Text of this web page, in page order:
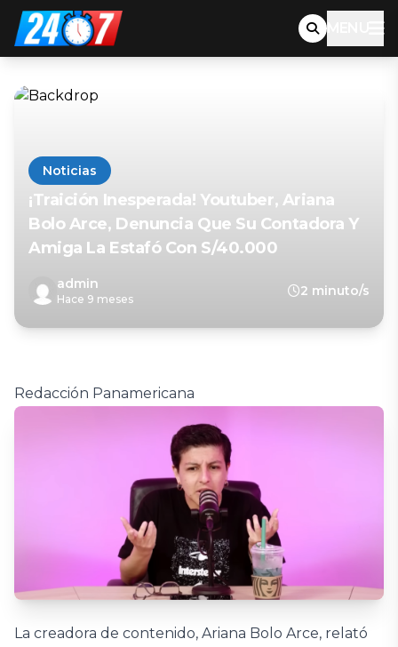
MENU
Noticias
¡Traición Inesperada! Youtuber, Ariana
Bolo Arce, Denuncia Que Su Contadora Y
Amiga La Estafó Con S/40.000
admin
Hace 9 meses
2 minuto/s
Redacción Panamericana
La creadora de contenido, Ariana Bolo Arce, relató